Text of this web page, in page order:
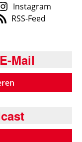
Instagram
RSS-Feed
Mail